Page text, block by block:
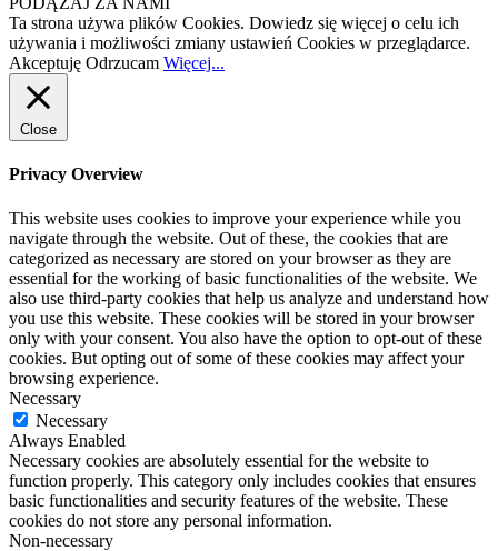
Ta strona używa plików Cookies. Dowiedz się więcej o celu ich
używania i możliwości zmiany ustawień Cookies w przeglądarce.
Akceptuję Odrzucam Więcej...
Close
Privacy Overview
This website uses cookies to improve your experience while you
navigate through the website. Out of these, the cookies that are
categorized as necessary are stored on your browser as they are
essential for the working of basic functionalities of the website. We
also use third-party cookies that help us analyze and understand how
you use this website. These cookies will be stored in your browser
only with your consent. You also have the option to opt-out of these
cookies. But opting out of some of these cookies may affect your
browsing experience.
Necessary
Necessary
Always Enabled
Necessary cookies are absolutely essential for the website to
function properly. This category only includes cookies that ensures
basic functionalities and security features of the website. These
cookies do not store any personal information.
Non-necessary